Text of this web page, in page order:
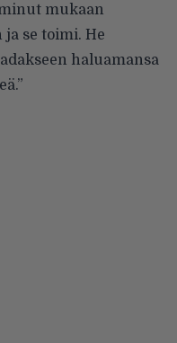
mukaan
se toimi. He
haluamansa